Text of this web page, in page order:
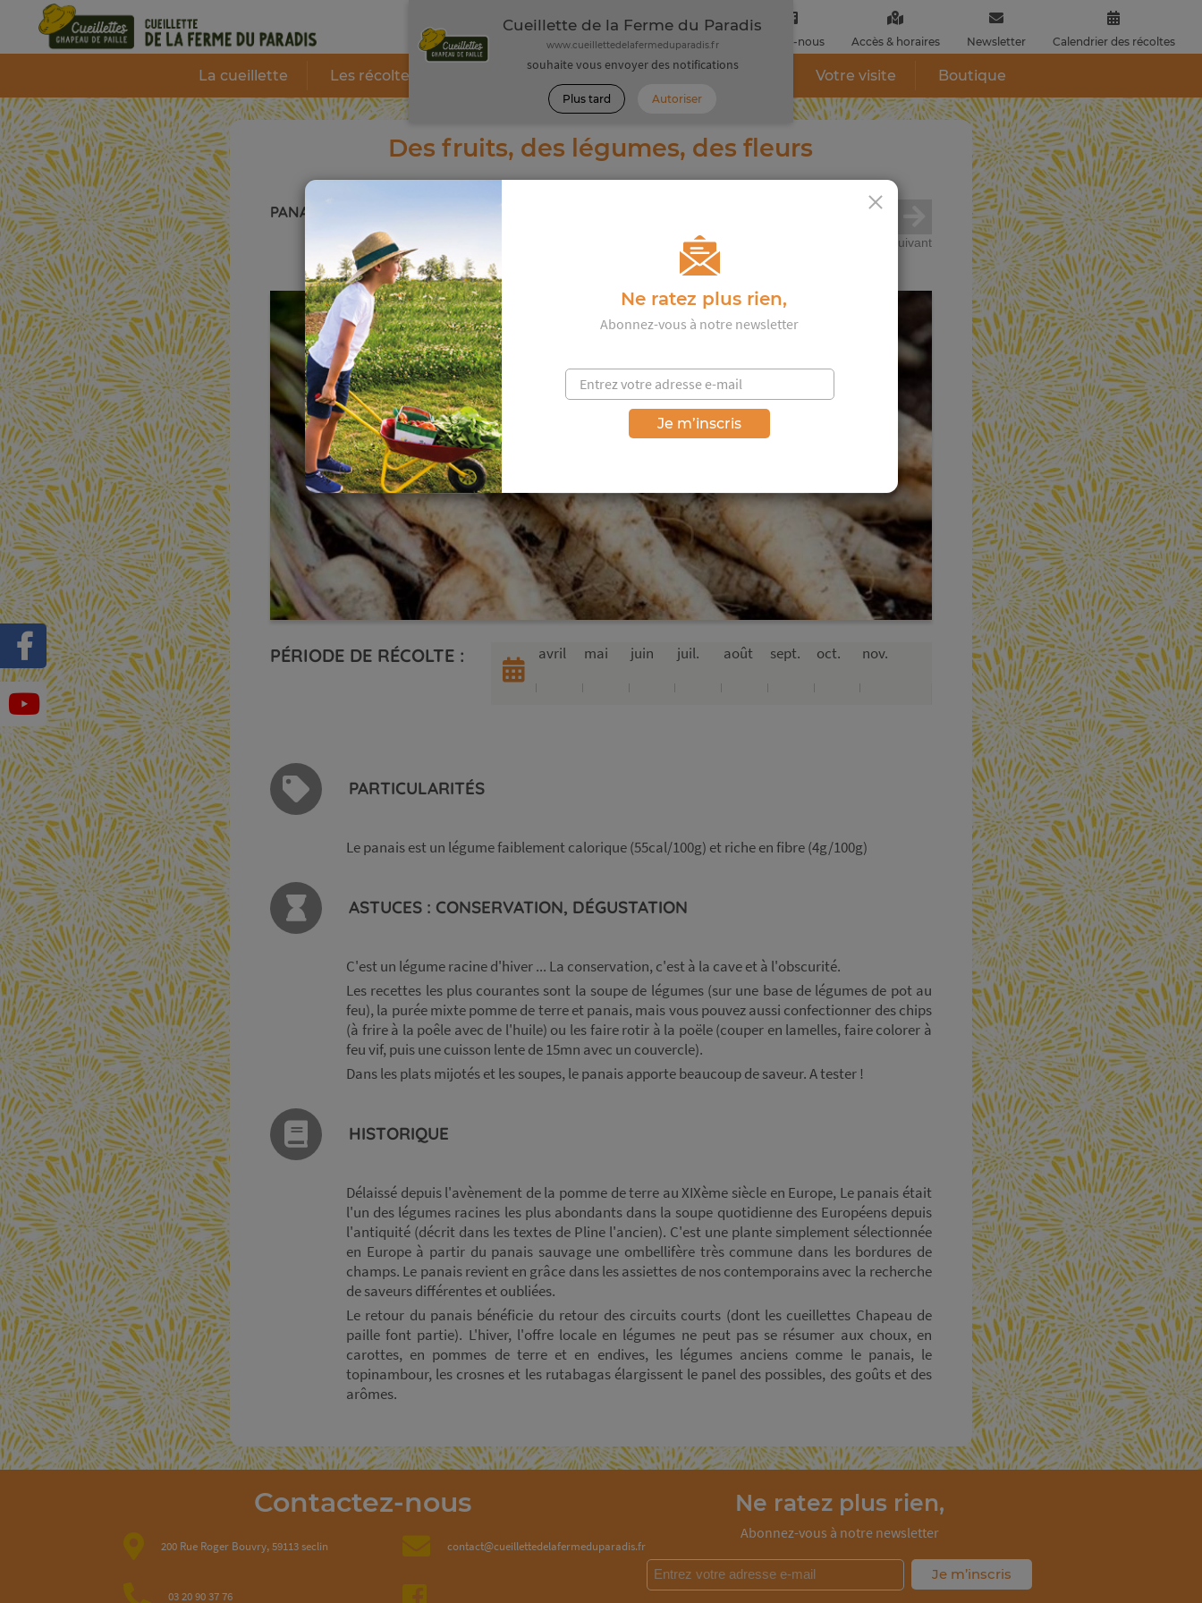
Suivez-nous Accès & horaires Newsletter Calendrier des récoltes
La cueillette Les récoltes Nos pratiques de culture Votre visite Boutique
Des fruits, des légumes, des fleurs
PANAIS
suivant
PÉRIODE DE RÉCOLTE : avril mai juin juil. août sept. oct. nov.
PARTICULARITÉS
Le panais est un légume faiblement calorique (55cal/100g) et riche en fibre (4g/100g)
ASTUCES : CONSERVATION, DÉGUSTATION
C'est un légume racine d'hiver ... La conservation, c'est à la cave et à l'obscurité.
Les recettes les plus courantes sont la soupe de légumes (sur une base de légumes de pot au
feu), la purée mixte pomme de terre et panais, mais vous pouvez aussi confectionner des chips
(à frire à la poêle avec de l'huile) ou les faire rotir à la poële (couper en lamelles, faire colorer à
feu vif, puis une cuisson lente de 15mn avec un couvercle).
Dans les plats mijotés et les soupes, le panais apporte beaucoup de saveur. A tester !
HISTORIQUE
Délaissé depuis l'avènement de la pomme de terre au XIXème siècle en Europe, Le panais était
l'un des légumes racines les plus abondants dans la soupe quotidienne des Européens depuis
l'antiquité (décrit dans les textes de Pline l'ancien). C'est une plante simplement sélectionnée
en Europe à partir du panais sauvage une ombellifère très commune dans les bordures de
champs. Le panais revient en grâce dans les assiettes de nos contemporains avec la recherche
de saveurs différentes et oubliées.
Le retour du panais bénéficie du retour des circuits courts (dont les cueillettes Chapeau de
paille font partie). L'hiver, l'offre locale en légumes ne peut pas se résumer aux choux, en
carottes, en pommes de terre et en endives, les légumes anciens comme le panais, le
topinambour, les crosnes et les rutabagas élargissent le panel des possibles, des goûts et des
arômes.
Contactez-nous
200 Rue Roger Bouvry, 59113 seclin contact@cueillettedelafermeduparadis.fr
03 20 90 37 76
Ne ratez plus rien,
Abonnez-vous à notre newsletter
Je m’inscris
Ne ratez plus rien,
Abonnez-vous à notre newsletter
Je m’inscris
Cueillette de la Ferme du Paradis
www.cueillettedelafermeduparadis.fr
souhaite vous envoyer des notifications
Plus tard Autoriser
Panneau de gestion des cookies